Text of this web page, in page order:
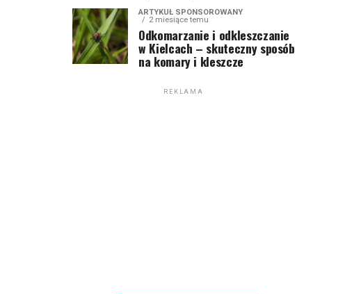
ARTYKUŁ SPONSOROWANY
2 miesiące temu
Odkomarzanie i odkleszczanie
w Kielcach – skuteczny sposób
na komary i kleszcze
REKLAMA